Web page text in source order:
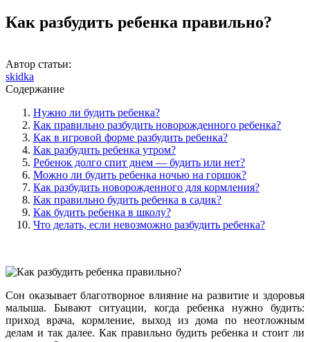
Как разбудить ребенка правильно?
Автор статьи:
skidka
Содержание
Нужно ли будить ребенка?
Как правильно разбудить новорожденного ребенка?
Как в игровой форме разбудить ребенка?
Как разбудить ребенка утром?
Ребенок долго спит днем — будить или нет?
Можно ли будить ребенка ночью на горшок?
Как разбудить новорожденного для кормления?
Как правильно будить ребенка в садик?
Как будить ребенка в школу?
Что делать, если невозможно разбудить ребенка?
Сон оказывает благотворное влияние на развитие и здоровья
малыша. Бывают ситуации, когда ребенка нужно будить:
приход врача, кормление, выход из дома по неотложным
делам и так далее. Как правильно будить ребенка и стоит ли